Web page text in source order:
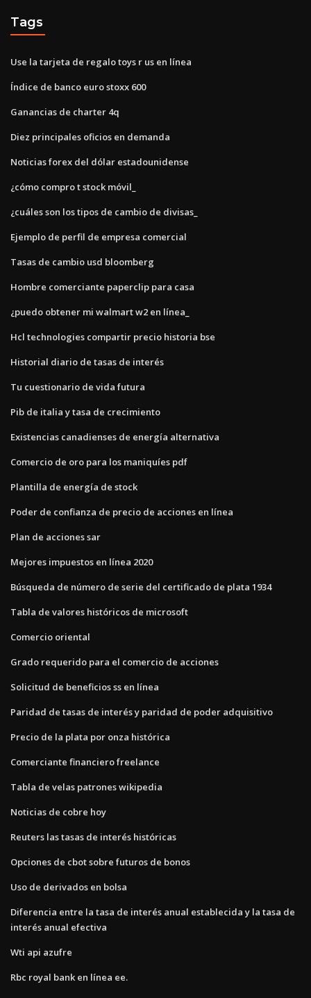
Tags
Use la tarjeta de regalo toys r us en línea
Índice de banco euro stoxx 600
Ganancias de charter 4q
Diez principales oficios en demanda
Noticias forex del dólar estadounidense
¿cómo compro t stock móvil_
¿cuáles son los tipos de cambio de divisas_
Ejemplo de perfil de empresa comercial
Tasas de cambio usd bloomberg
Hombre comerciante paperclip para casa
¿puedo obtener mi walmart w2 en línea_
Hcl technologies compartir precio historia bse
Historial diario de tasas de interés
Tu cuestionario de vida futura
Pib de italia y tasa de crecimiento
Existencias canadienses de energía alternativa
Comercio de oro para los maniquíes pdf
Plantilla de energía de stock
Poder de confianza de precio de acciones en línea
Plan de acciones sar
Mejores impuestos en línea 2020
Búsqueda de número de serie del certificado de plata 1934
Tabla de valores históricos de microsoft
Comercio oriental
Grado requerido para el comercio de acciones
Solicitud de beneficios ss en línea
Paridad de tasas de interés y paridad de poder adquisitivo
Precio de la plata por onza histórica
Comerciante financiero freelance
Tabla de velas patrones wikipedia
Noticias de cobre hoy
Reuters las tasas de interés históricas
Opciones de cbot sobre futuros de bonos
Uso de derivados en bolsa
Diferencia entre la tasa de interés anual establecida y la tasa de
interés anual efectiva
Wti api azufre
Rbc royal bank en línea ee.